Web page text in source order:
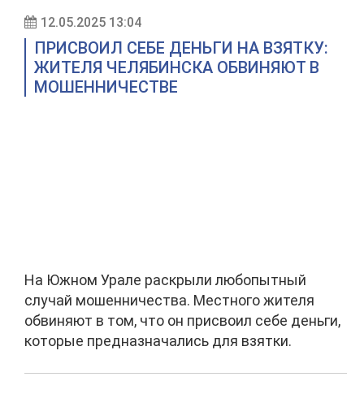
12.05.2025 13:04
ПРИСВОИЛ СЕБЕ ДЕНЬГИ НА ВЗЯТКУ:
ЖИТЕЛЯ ЧЕЛЯБИНСКА ОБВИНЯЮТ В
МОШЕННИЧЕСТВЕ
На Южном Урале раскрыли любопытный
случай мошенничества. Местного жителя
обвиняют в том, что он присвоил себе деньги,
которые предназначались для взятки.